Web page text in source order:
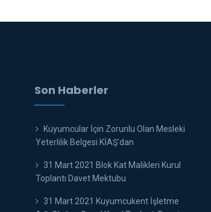
Son Haberler
Kuyumcular İçin Zorunlu Olan Mesleki
Yeterlilik Belgesi KİAŞ'dan
31 Mart 2021 Blok Kat Malikleri Kurul
Toplantı Davet Mektubu
31 Mart 2021 Kuyumcukent İşletme